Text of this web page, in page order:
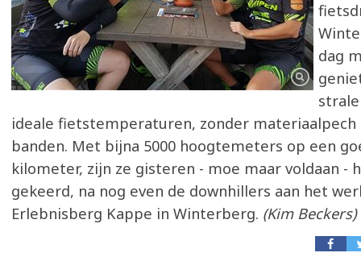
dag
ideale fietstemperaturen, zonder
banden. Met bijna 5000 hoogtemeters op een
kilometer, zijn ze gisteren - moe maar voldaan -
gekeerd, na nog even de downhillers aan het
Erlebnisberg Kappe in Winterberg. (Kim Beckers)